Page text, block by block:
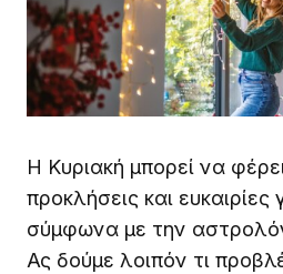
Η Κυριακή μπορεί να
προκλήσεις και ευκαιρίες
σύμφωνα με την
Ας δούμε λοιπόν τι